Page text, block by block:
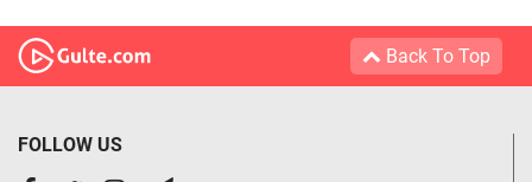
Back To Top
FOLLOW US